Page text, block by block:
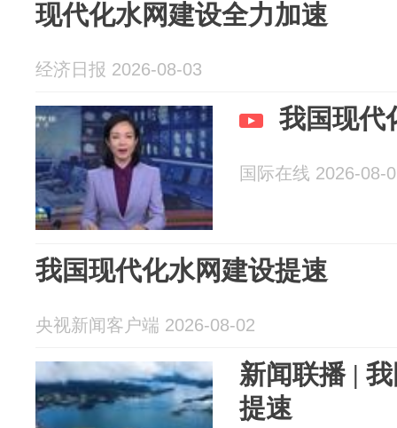
现代化水网建设全力加速
经济日报 2026-08-03
我国现代
国际在线 2026-08-
我国现代化水网建设提速
央视新闻客户端 2026-08-02
新闻联播 |
提速